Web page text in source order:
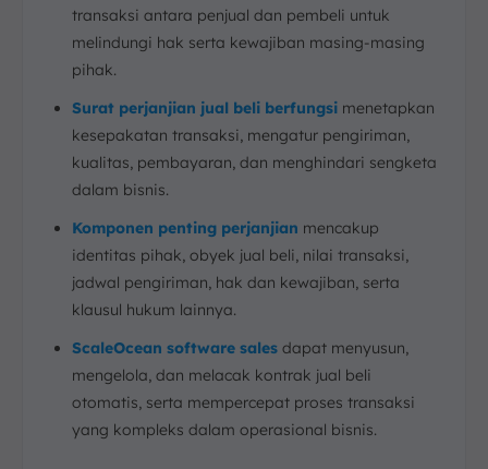
transaksi antara penjual dan pembeli untuk
melindungi hak serta kewajiban masing-masing
pihak.
Surat perjanjian jual beli berfungsi menetapkan
kesepakatan transaksi, mengatur pengiriman,
kualitas, pembayaran, dan menghindari sengketa
dalam bisnis.
Komponen penting perjanjian mencakup
identitas pihak, obyek jual beli, nilai transaksi,
jadwal pengiriman, hak dan kewajiban, serta
klausul hukum lainnya.
ScaleOcean software sales dapat menyusun,
mengelola, dan melacak kontrak jual beli
otomatis, serta mempercepat proses transaksi
yang kompleks dalam operasional bisnis.